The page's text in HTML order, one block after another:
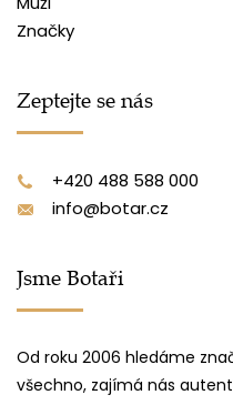
Značky
Zeptejte se nás
+420 488 588 000
info@botar.cz
Jsme Botaři
Od roku 2006 hledáme
všechno, zajímá nás